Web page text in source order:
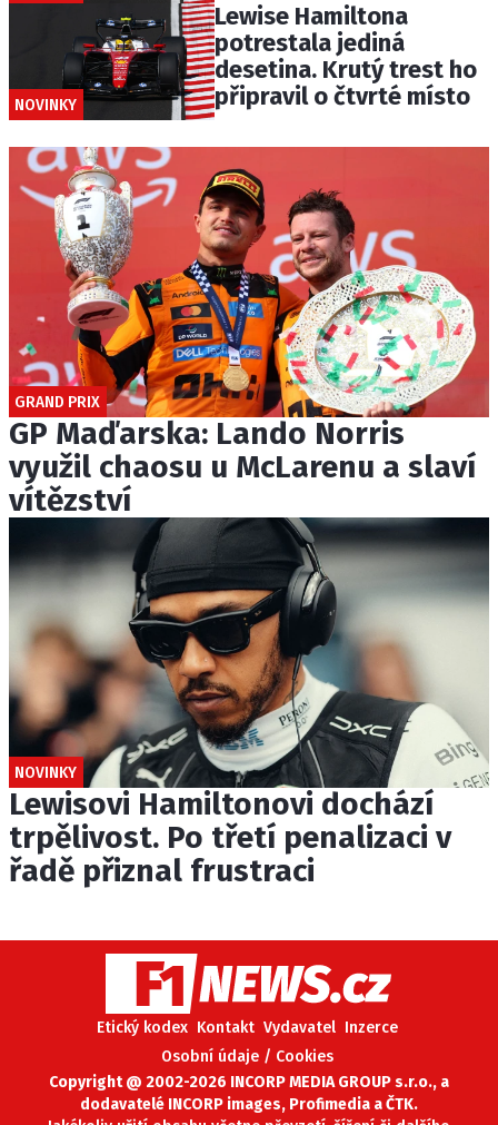
NOVINKY
Lewise Hamiltona
potrestala jediná
desetina. Krutý trest ho
připravil o čtvrté místo
GRAND PRIX
GP Maďarska: Lando Norris
využil chaosu u McLarenu a slaví
vítězství
NOVINKY
Lewisovi Hamiltonovi dochází
trpělivost. Po třetí penalizaci v
řadě přiznal frustraci
Etický kodex Kontakt Vydavatel Inzerce
Osobní údaje / Cookies
Copyright @ 2002-2026 INCORP MEDIA GROUP s.r.o., a
dodavatelé INCORP images, Profimedia a ČTK.